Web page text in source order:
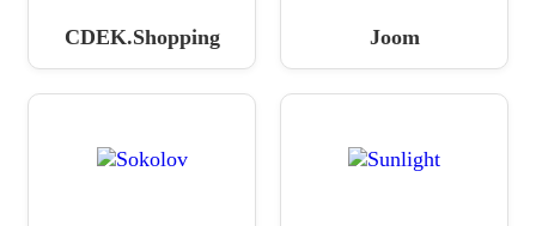
CDEK.Shopping Joom